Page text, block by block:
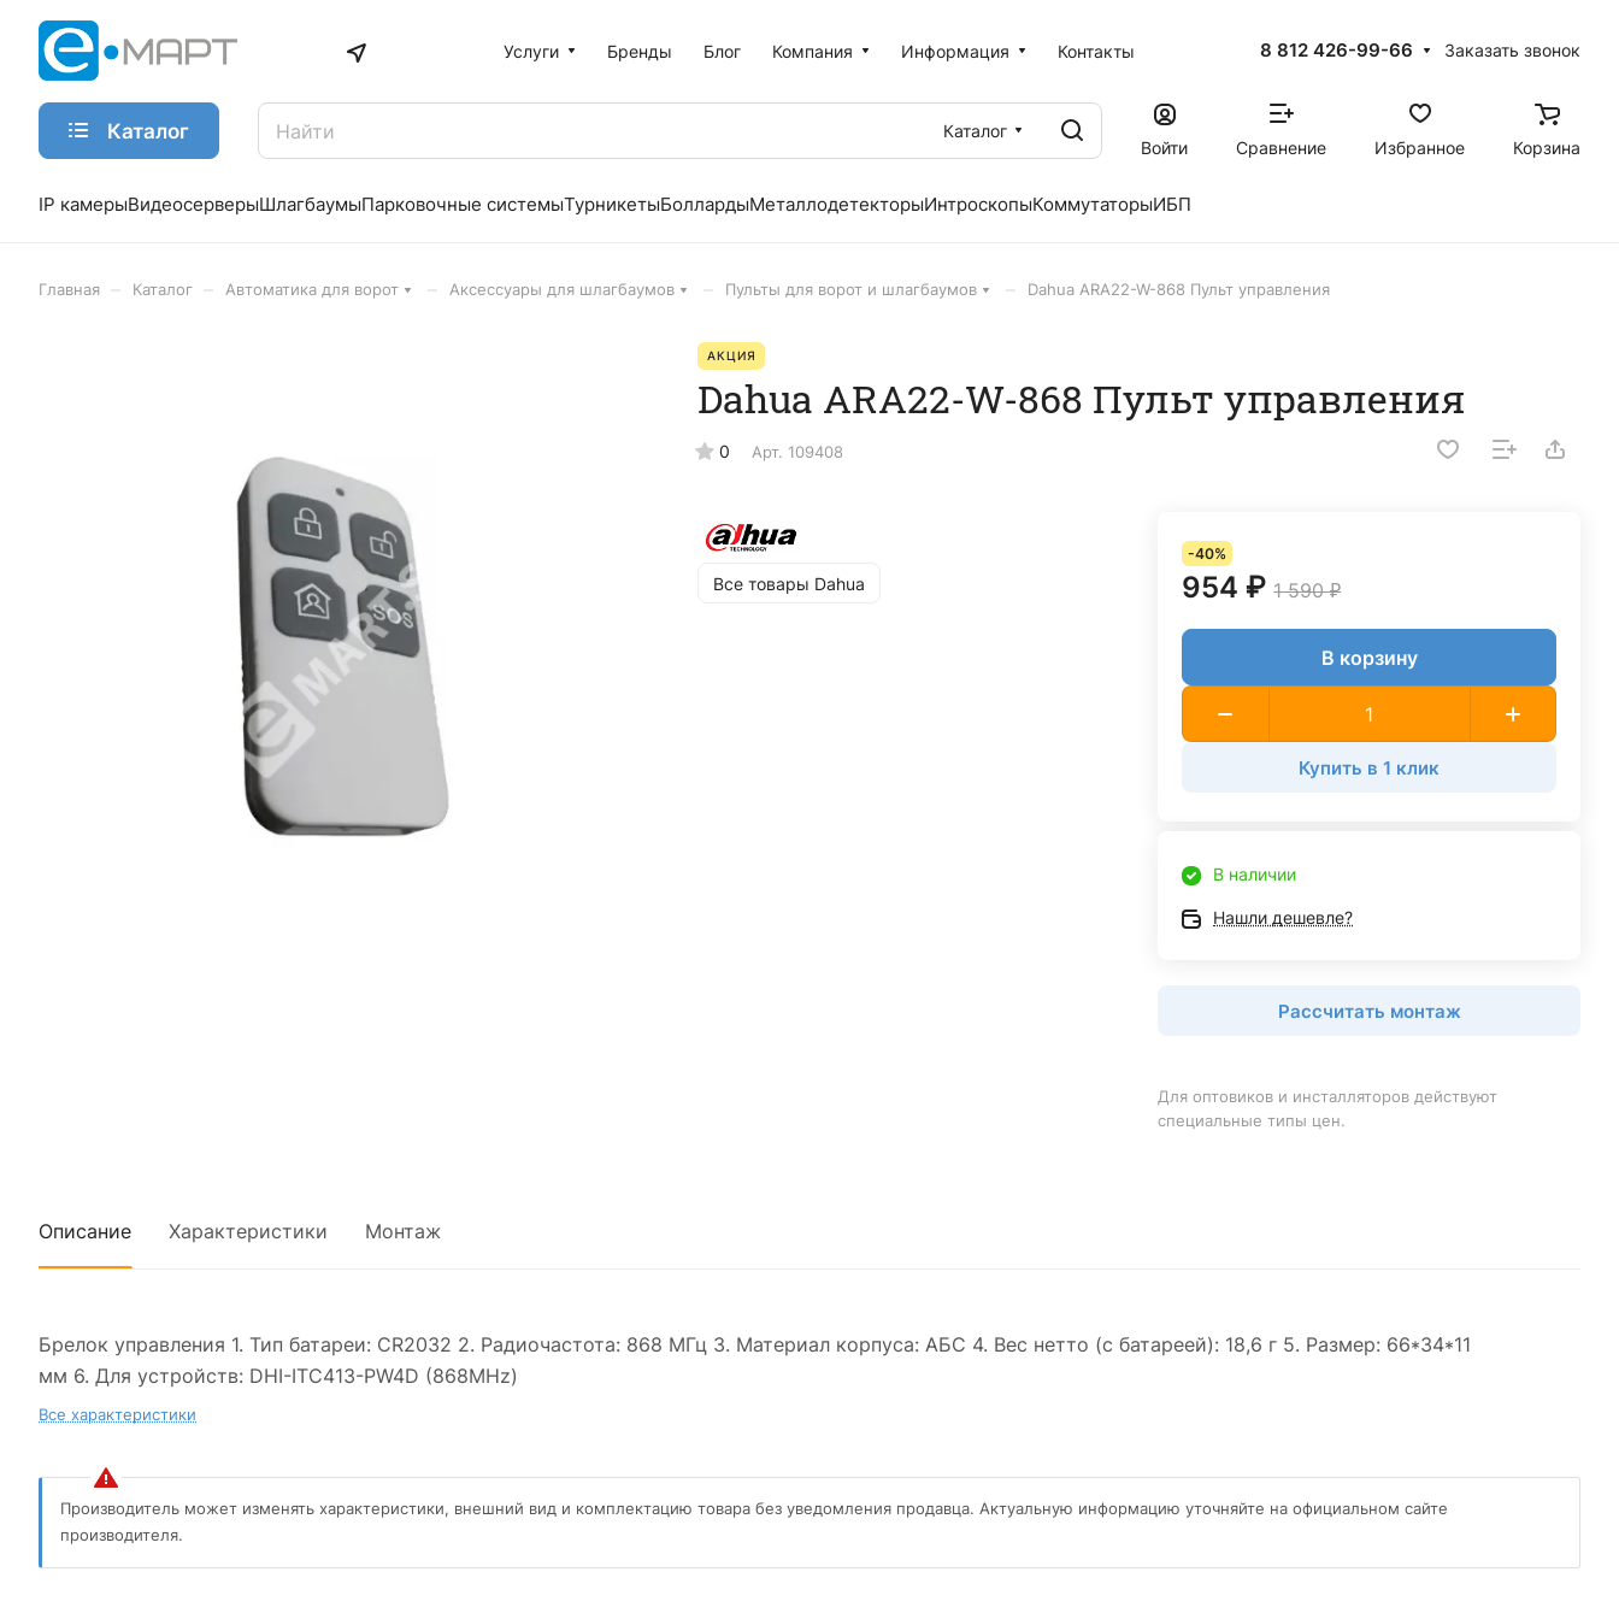
Услуги Бренды Блог Компания Информация Контакты 8 812 426-99-66 Заказать звонок
Каталог
Каталог
Войти
Сравнение Избранное Корзина
IP камерыВидеосерверыШлагбаумыПарковочные системыТурникетыБоллардыМеталлодетекторыИнтроскопыКоммутаторыИБП
Главная Каталог Автоматика для ворот Аксессуары для шлагбаумов Пульты для ворот и шлагбаумов Dahua ARA22-W-868 Пульт управления
АКЦИЯ
Dahua ARA22-W-868 Пульт управления
0 Арт. 109408
Все товары Dahua
-40%
954 ₽ 1 590 ₽
В корзину
Купить в 1 клик
В наличии
Нашли дешевле?
Рассчитать монтаж
Для оптовиков и инсталляторов действуют
специальные типы цен.
Описание Характеристики Монтаж
Брелок управления 1. Тип батареи: CR2032 2. Радиочастота: 868 МГц 3. Материал корпуса: АБС 4. Вес нетто (с батареей): 18,6 г 5. Размер: 66*34*11
мм 6. Для устройств: DHI-ITC413-PW4D (868MHz)
Все характеристики
Производитель может изменять характеристики, внешний вид и комплектацию товара без уведомления продавца. Актуальную информацию уточняйте на официальном сайте
производителя.